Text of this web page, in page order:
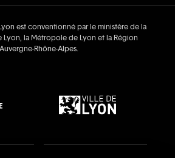
est conventionné par le ministère de la
Lyon, la Métropole de Lyon et la Région
Auvergne‑Rhône‑Alpes.